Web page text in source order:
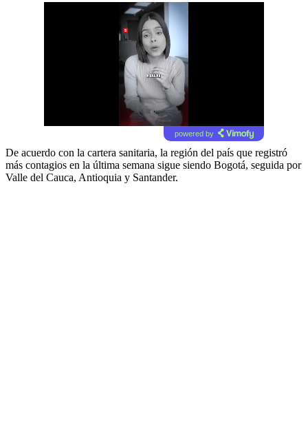
powered by
De acuerdo con la cartera sanitaria, la región del país que registró
más contagios en la última semana sigue siendo Bogotá, seguida por
Valle del Cauca, Antioquia y Santander.